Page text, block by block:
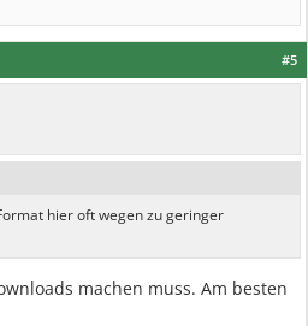
#5
hier oft wegen zu geringer
machen muss. Am besten